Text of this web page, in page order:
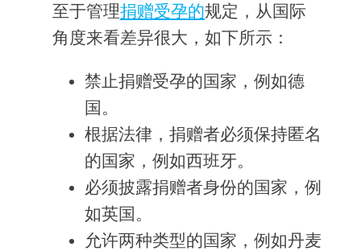
至于管理捐赠受孕的规定，从国际
角度来看差异很大，如下所示：
禁止捐赠受孕的国家，例如德
国。
根据法律，捐赠者必须保持匿名
的国家，例如西班牙。
必须披露捐赠者身份的国家，例
如英国。
允许两种类型的国家，例如丹麦